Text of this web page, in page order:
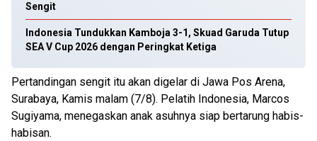
Sengit
Indonesia Tundukkan Kamboja 3-1, Skuad Garuda Tutup
SEA V Cup 2026 dengan Peringkat Ketiga
Pertandingan sengit itu akan digelar di Jawa Pos Arena,
Surabaya, Kamis malam (7/8). Pelatih Indonesia, Marcos
Sugiyama, menegaskan anak asuhnya siap bertarung habis-
habisan.